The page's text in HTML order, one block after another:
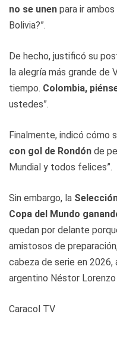
no se unen para ir
Bolivia?”.
De hecho, justificó su
la alegría más grande de
tiempo. Colombia,
ustedes”.
Finalmente, indicó cómo
con gol de Rondón de
Mundial y todos felices”.
Sin embargo, la
Copa del Mundo
quedan por delante
amistosos de
cabeza de serie en
argentino Néstor
Caracol TV